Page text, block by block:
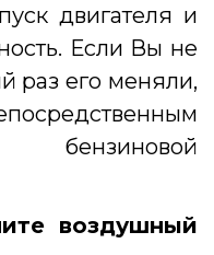
двигателя и
Если Вы не
раз его меняли,
бензиновой
воздушный